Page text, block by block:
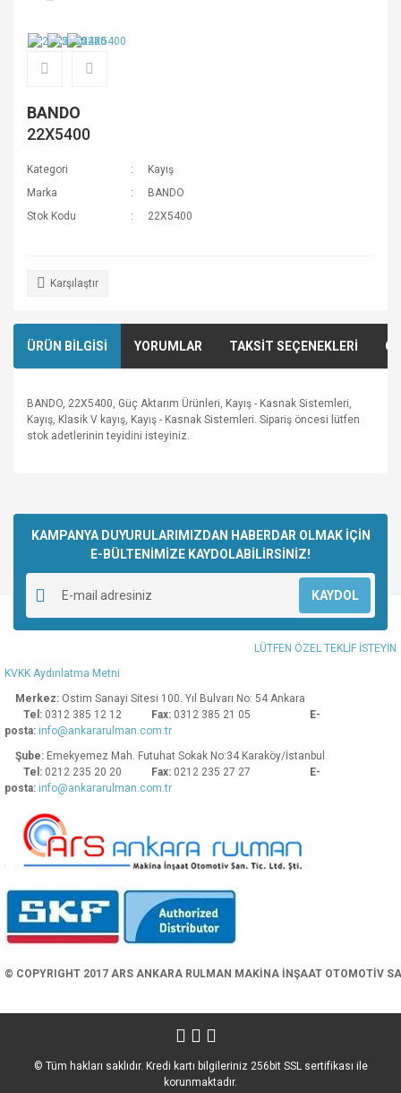
BANDO
22X5400
Kategori
Kayış
Marka
BANDO
Stok Kodu
22X5400
Karşılaştır
ÜRÜN BİLGİSİ YORUMLAR TAKSİT SEÇENEKLERİ
BANDO, 22X5400, Güç Aktarım Ürünleri, Kayış - Kasnak Sistemleri,
Kayış, Klasik V kayış, Kayış - Kasnak Sistemleri. Sipariş öncesi lütfen
stok adetlerinin teyidini isteyiniz.
Yorum Yaz
kullanarak tarafımıza iletebilirsiniz.
Görüş ve önerileriniz için teşekkür ederiz.
Ürün resmi kalitesiz, bozuk veya görüntülenemiyor.
Ürün açıklamasında eksik bilgiler bulunuyor.
Ürün bilgilerinde hatalar bulunuyor.
Ürün fiyatı diğer sitelerden daha pahalı.
Bu ürüne benzer farklı alternatifler olmalı.
KAMPANYA DUYURULARIMIZDAN HABERDAR OLMAK İÇİN
E-BÜLTENİMİZE KAYDOLABİLİRSİNİZ!
KAYDOL
LÜTFEN ÖZEL TEKLİF İSTEYİN
KVKK Aydınlatma Metni
Merkez: Ostim Sanayi Sitesi 100. Yıl Bulvarı No: 54 Ankara
Tel: 0312 385 12 12 Fax: 0312 385 21 05
E-
posta: info@ankararulman.com.tr
Şube: Emekyemez Mah. Futuhat Sokak No:34 Karaköy/İstanbul
Tel: 0212 235 20 20 Fax: 0212 235 27 27
E-
posta: info@ankararulman.com.tr
© COPYRIGHT 2017 ARS ANKARA RULMAN MAKİNA İNŞAAT OTOMOTİV
© Tüm hakları saklıdır. Kredi kartı bilgileriniz 256bit SSL sertifikası ile
korunmaktadır.